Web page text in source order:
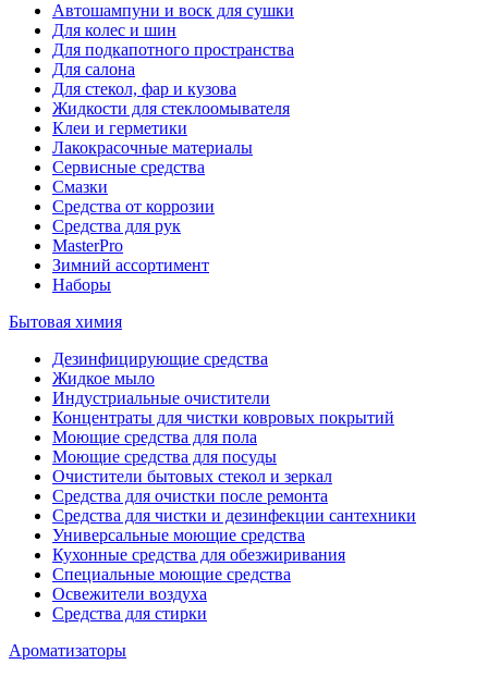
Автошампуни и воск для сушки
Для колес и шин
Для подкапотного пространства
Для салона
Для стекол, фар и кузова
Жидкости для стеклоомывателя
Клеи и герметики
Лакокрасочные материалы
Сервисные средства
Смазки
Средства от коррозии
Средства для рук
MasterPro
Зимний ассортимент
Наборы
Бытовая химия
Дезинфицирующие средства
Жидкое мыло
Индустриальные очистители
Концентраты для чистки ковровых покрытий
Моющие средства для пола
Моющие средства для посуды
Очистители бытовых стекол и зеркал
Средства для очистки после ремонта
Средства для чистки и дезинфекции сантехники
Универсальные моющие средства
Кухонные средства для обезжиривания
Специальные моющие средства
Освежители воздуха
Средства для стирки
Ароматизаторы